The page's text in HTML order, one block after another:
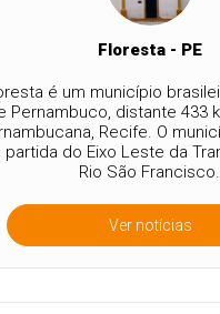
Floresta - PE
é um município
Pernambuco, distante 433
Recife. O
partida do Eixo Leste da
Rio São Francisco.
Ver notícias